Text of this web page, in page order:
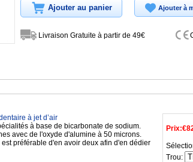
Ajouter au panier Ajouter à
Livraison Gratuite à partir de 49€
Prix:
Trou:
à jet d’air
à base de bicarbonate de sodium.
avec de l'oxyde d'alumine à 50 microns.
préférable d'en avoir deux afin d'en dédier